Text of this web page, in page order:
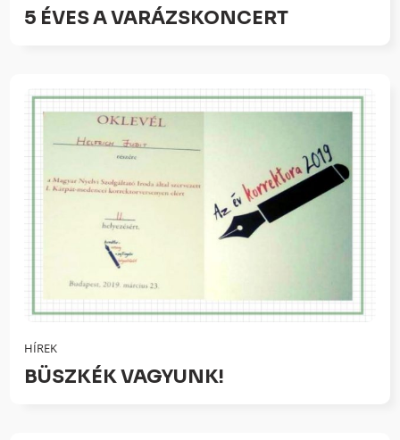
5 ÉVES A VARÁZSKONCERT
HÍREK
BÜSZKÉK VAGYUNK!